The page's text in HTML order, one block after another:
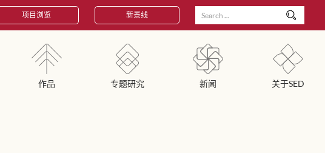
项目浏览 新景线
作品 专题研究 新闻 关于SED